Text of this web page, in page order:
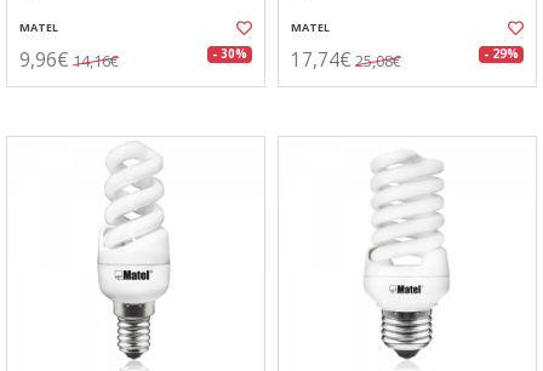
MATEL
9,96€ 14,16€ - 30%
MATEL
17,74€ 25,08€ - 29%